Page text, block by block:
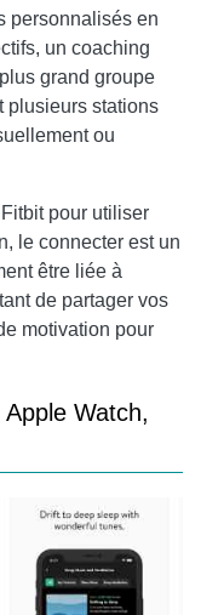
personnalisés en
un coaching
grand groupe
plusieurs stations
ou
pour utiliser
le connecter est un
être liée à
de partager vos
motivation pour
Watch,